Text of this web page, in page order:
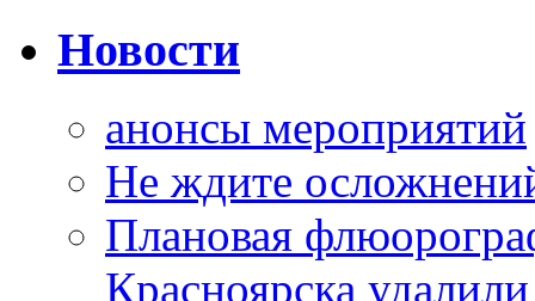
Новости
анонсы мероприятий
Не ждите
Плановая
Красноярска